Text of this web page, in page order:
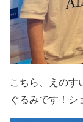
こちら、えのす
ぐるみです！シ